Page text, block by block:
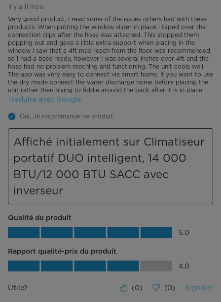
il y a 11 mois
Very good product, I read some of the issues others had with these
products. When putting the window slider in place i taped over the
connection clips after the hose was attached. This stopped them
popping out and gave a little extra support when placing in the
window I saw that a 4ft max reach from the floor was recommended
so i had a base ready, however I was several inches over 4ft and the
hose had no problem reaching and functioning. The unit cools well,
The app was very easy to connect via smart home. If you want to use
the dry mode connect the water discharge home before placing the
unit rather then trying to fiddle around the back after it is in place
Traduire avec Google
Oui, Je recommande ce produit.
Affiché initialement sur Climatiseur
portatif DUO intelligent, 14 000
BTU/12 000 BTU SACC avec
inverseur
Qualité du produit
Qualité du produit, 5.0 sur 5 5.0
Rapport qualité-prix du produit
Rapport qualité-prix du produit, 4.0
4.0
Utile? (0) (0) Signaler